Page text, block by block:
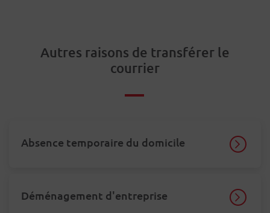
Autres raisons de transférer le
courrier
Absence temporaire du domicile
Déménagement d'entreprise